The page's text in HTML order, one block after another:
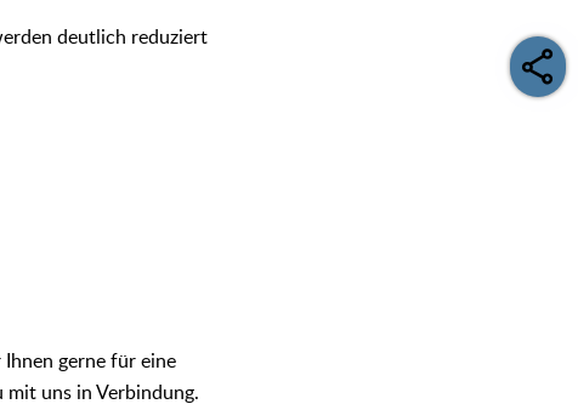
deutlich reduziert
gerne für eine
mit uns in Verbindung.